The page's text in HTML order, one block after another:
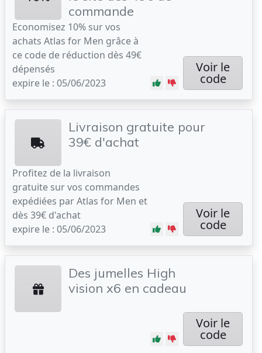
commande
Economisez 10% sur vos
achats Atlas for Men grâce à
ce code de réduction dès 49€
dépensés
expire le : 05/06/2023
Voir le
code
Livraison gratuite pour
39€ d'achat
Profitez de la livraison
gratuite sur vos commandes
expédiées par Atlas for Men et
dès 39€ d'achat
expire le : 05/06/2023
Voir le
code
Des jumelles High
vision x6 en cadeau
Voir le
code